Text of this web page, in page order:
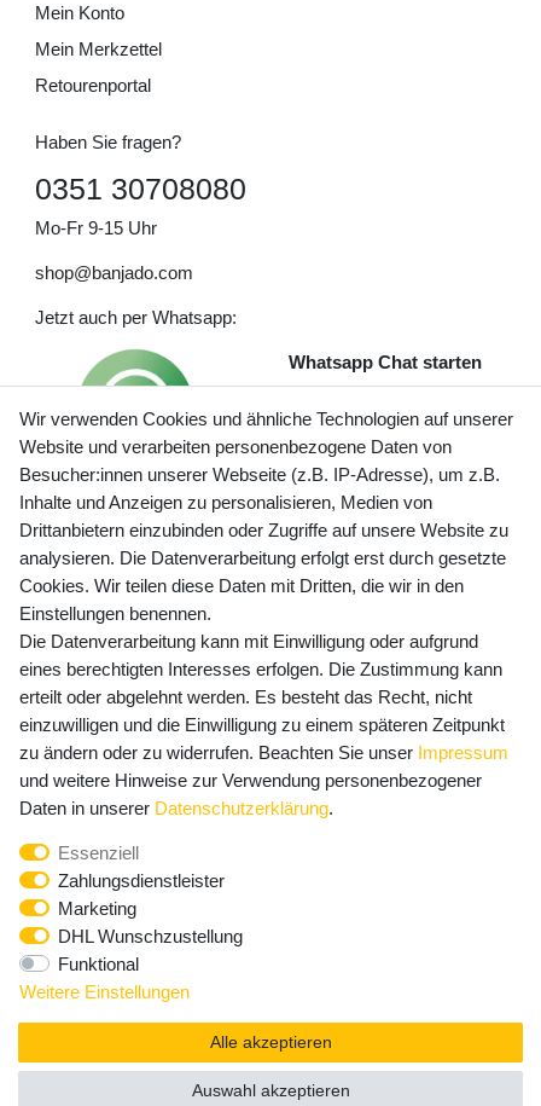
Mein Konto
Mein Merkzettel
Retourenportal
Haben Sie fragen?
0351 30708080
Mo-Fr 9-15 Uhr
shop@banjado.com
Jetzt auch per Whatsapp:
Whatsapp Chat starten
Preisangaben inkl. gesetzl. MwSt. und zzgl. Service- und
Versandkosten
Newsletter Anmeldung - Keine Angebote
mehr verpassen!
E-MAIL **
Newsletter
Honig
Hiermit bestätige ich, dass ich dieDaten­schutz­erklärung
widerrufen.**
Abonnieren
** Hierbei handelt es sich um ein Pflichtfeld.
Wir verwenden Cookies und ähnliche Technologien auf unserer
Website und verarbeiten personenbezogene Daten von
Besucher:innen unserer Webseite (z.B. IP-Adresse), um z.B.
Inhalte und Anzeigen zu personalisieren, Medien von
Drittanbietern einzubinden oder Zugriffe auf unsere Website zu
analysieren. Die Datenverarbeitung erfolgt erst durch gesetzte
Cookies. Wir teilen diese Daten mit Dritten, die wir in den
Einstellungen benennen.
Die Datenverarbeitung kann mit Einwilligung oder aufgrund
eines berechtigten Interesses erfolgen. Die Zustimmung kann
erteilt oder abgelehnt werden. Es besteht das Recht, nicht
einzuwilligen und die Einwilligung zu einem späteren Zeitpunkt
zu ändern oder zu widerrufen. Beachten Sie unser Impressum
und weitere Hinweise zur Verwendung personenbezogener
Daten in unserer Daten­schutz­erklärung.
Essenziell
Zahlungsdienstleister
Marketing
DHL Wunschzustellung
Funktional
Weitere Einstellungen
Alle akzeptieren
Auswahl akzeptieren